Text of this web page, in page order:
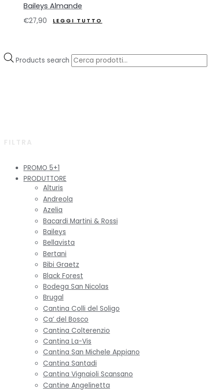
Products search
FILTRA
PROMO 5+1
PRODUTTORE
Alturis
Andreola
Azelia
Bacardi Martini & Rossi
Baileys
Bellavista
Bertani
Bibi Graetz
Black Forest
Bodega San Nicolas
Brugal
Cantina Colli del Soligo
Ca’ del Bosco
Cantina Colterenzio
Cantina La-Vis
Cantina San Michele Appiano
Cantina Santadi
Cantina Vignaioli Scansano
Cantine Angelinetta
Baileys Almande
€27,90 LEGGI TUTTO